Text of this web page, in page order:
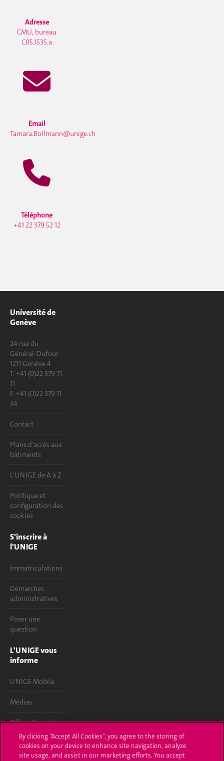
Adresse
CMU, bureau
C05.1535.a
Email
Tamara.Bollmann@unige.ch
Téléphone
+41 22 379 52 12
Université de
Genève
24 rue du
Général-Dufour
1211 Genève 4
T. +41 (0)22 379 71
11
F. +41 (0)22 379 11
34
Contact
Plans d'accès aux
bâtiments
L'UNIGE de A à Z
Politique et
configuration des
cookies
S'inscrire à
l'UNIGE
Immatriculations
Démarches
administratives
Poser une
question
L'UNIGE vous
informe
UNIGE Mobile
Médias
Offres d'emploi
Bibliothèque
By clicking “Accept All Cookies”, you agree to the storing of
cookies on your device to enhance site navigation, analyze
site usage, and assist in our marketing efforts. You accept